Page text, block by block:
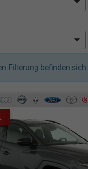
Filterung befinden sich